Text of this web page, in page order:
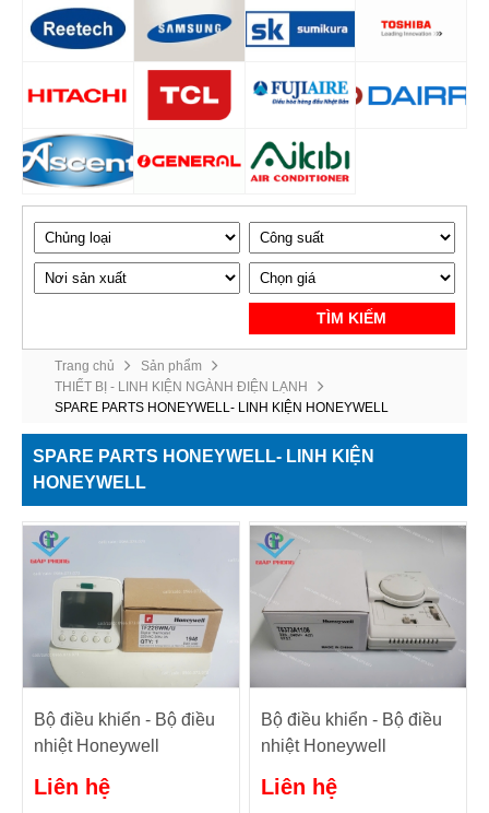
TÌM KIẾM
Trang chủ
Sản phẩm
THIẾT BỊ - LINH KIỆN NGÀNH ĐIỆN LẠNH
SPARE PARTS HONEYWELL- LINH KIỆN HONEYWELL
SPARE PARTS HONEYWELL- LINH KIỆN
HONEYWELL
Bộ điều khiển - Bộ điều
nhiệt Honeywell
Liên hệ
Bộ điều khiển - Bộ điều
nhiệt Honeywell
Liên hệ